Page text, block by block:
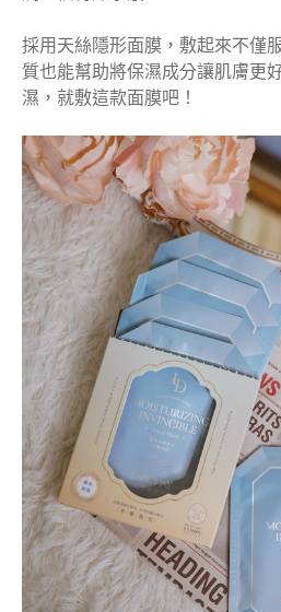
採用天絲隱形面膜，敷起來不僅
質也能幫助將保濕成分讓肌膚更
濕，就敷這款面膜吧！